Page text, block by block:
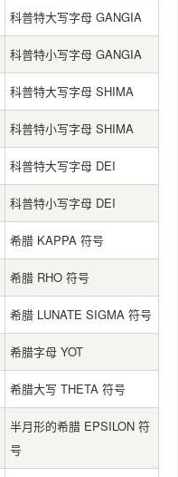
科普特大写字母 GANGIA
科普特小写字母 GANGIA
科普特大写字母 SHIMA
科普特小写字母 SHIMA
科普特大写字母 DEI
科普特小写字母 DEI
希腊 KAPPA 符号
希腊 RHO 符号
希腊 LUNATE SIGMA 符号
希腊字母 YOT
希腊大写 THETA 符号
半月形的希腊 EPSILON 符
号